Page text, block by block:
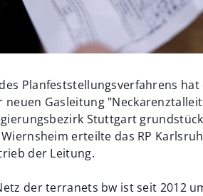
Planfeststellungsverfahrens
neuen Gasleitung
Stuttgart
erteilte das RP
der Leitung.
der terranets bw ist seit 2012